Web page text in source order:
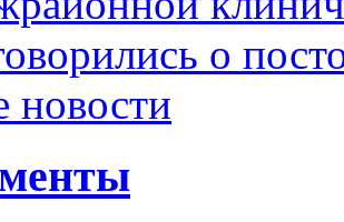
о
новости